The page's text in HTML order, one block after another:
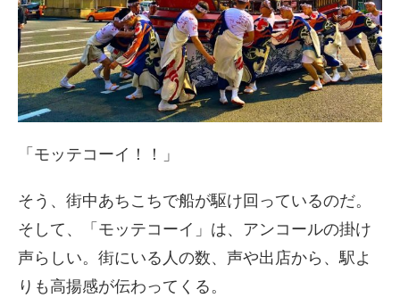
「モッテコーイ！！」
そう、街中あちこちで船が駆け回っているのだ。
そして、「モッテコーイ」は、アンコールの掛け
声らしい。街にいる人の数、声や出店から、駅よ
りも高揚感が伝わってくる。